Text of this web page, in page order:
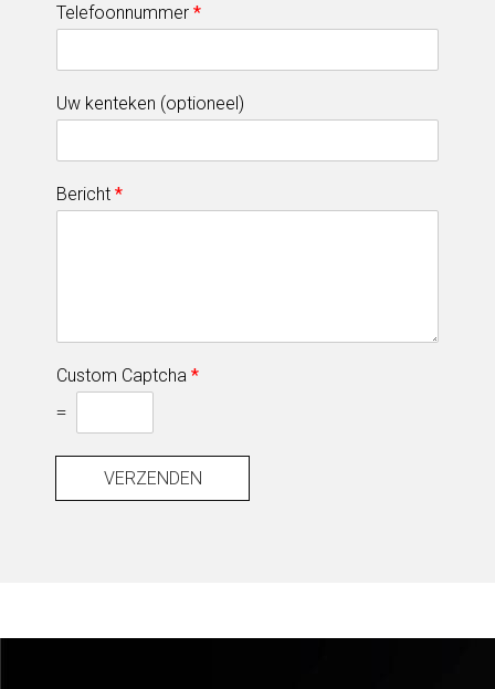
Telefoonnummer *
Uw kenteken (optioneel)
Bericht *
Custom Captcha *
=
VERZENDEN